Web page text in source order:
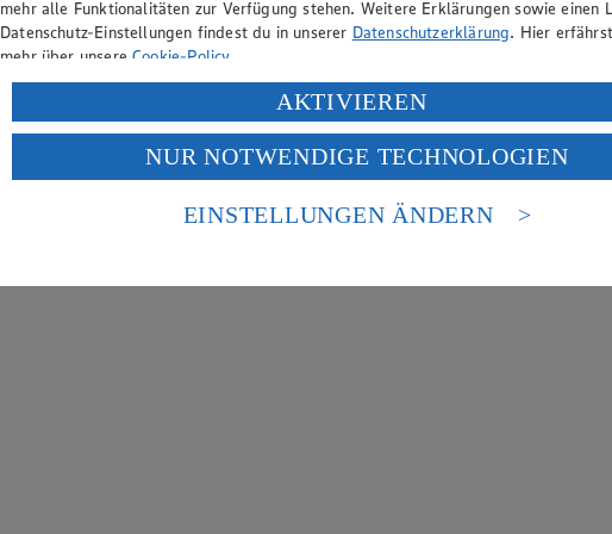
mehr alle Funktionalitäten zur Verfügung stehen. Weitere Erklärungen sowie einen
Datenschutz-Einstellungen findest du in unserer Datenschutzerklärung. Hier
mehr über unsereCookie-Policy.
Verarbeitung deiner personenbezogenen Daten in den USA durch Facebook und
Wenn du auf „Aktivieren“ klickst, willigst du im Sinne des Art. 49 Abs. 1 Satz 1 lit.
ein, dass deine Daten in den USA verarbeitet werden. Der EuGH sieht die USA als
einem nach europäischen Standards nicht angemessenen Datenschutzniveau an. Es
Risiko eines Zugriffs durch US-amerikanische Behörden.
AKTIVIEREN
NUR NOTWENDIGE TECHNOLOGIEN
EINSTELLUNGEN ÄNDERN